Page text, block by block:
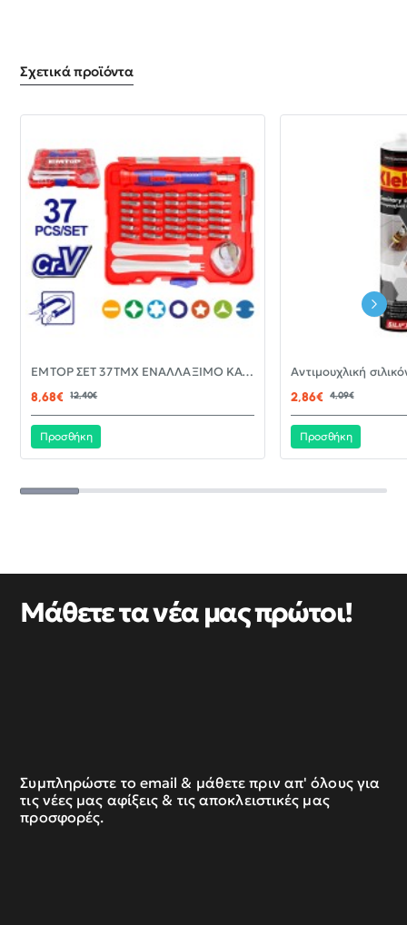
Σχετικά προϊόντα
-30%EMTOP ΣΕΤ 37ΤΜΧ ΕΝΑΛΛΑΞΙΜΟ ΚΑΤΣΑΒΙΔΙ ΜΕ ΜΥΤΕΣ EBST03702
8,68€
12,40€
Προσθήκη
2,86€ 4,09€
Προσθήκη
Μάθετε τα νέα μας πρώτοι!
Συμπληρώστε το email & μάθετε πριν απ' όλους για
τις νέες μας αφίξεις & τις αποκλειστικές μας
προσφορές.